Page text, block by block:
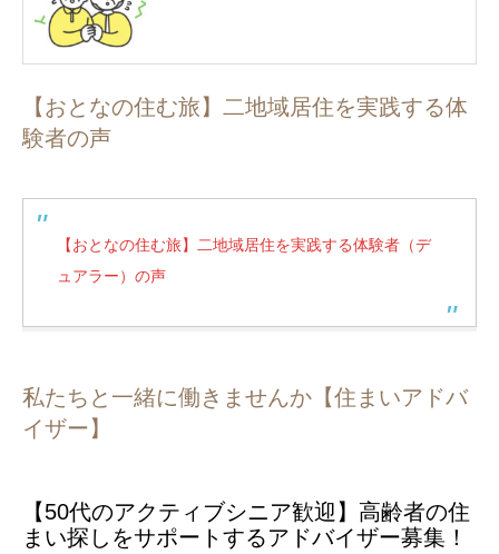
【おとなの住む旅】二地域居住を実践する体
験者の声
【おとなの住む旅】二地域居住を実践する体験者（デ
ュアラー）の声
私たちと一緒に働きませんか【住まいアドバ
イザー】
【50代のアクティブシニア歓迎】高齢者の住
まい探しをサポートするアドバイザー募集！